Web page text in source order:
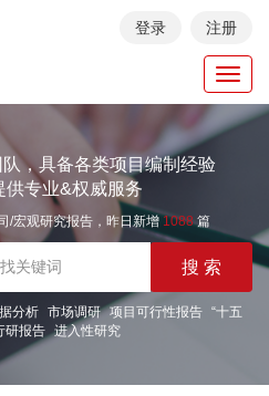
登录 注册
，具备各类项目编制经验
供专业&权威服务
/宏观研究报告，昨日新增 1088篇
分析 市场调研 项目可行性报告
“十五
研报告 进入性研究